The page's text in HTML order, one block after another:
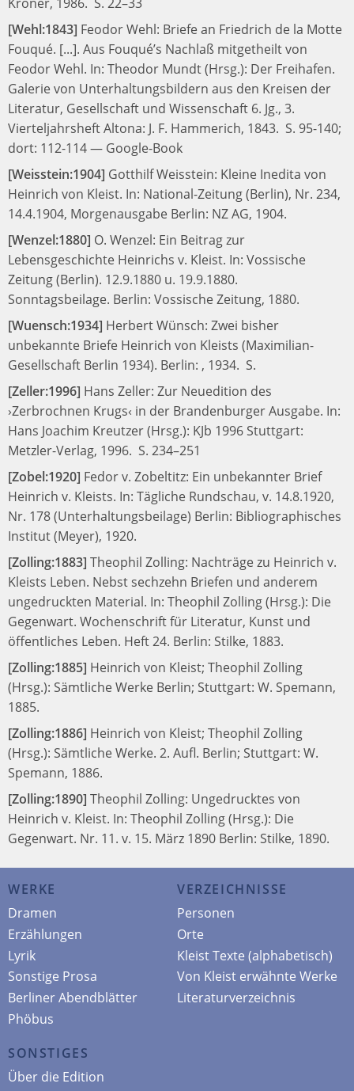
[Wehl:1843] Feodor Wehl: Briefe an Friedrich de la Motte
Fouqué. [...]. Aus Fouqué’s Nachlaß mitgetheilt von
Feodor Wehl. In: Theodor Mundt (Hrsg.): Der Freihafen.
Galerie von Unterhaltungsbildern aus den Kreisen der
Literatur, Gesellschaft und Wissenschaft 6. Jg., 3.
VierteljahrsheftAltona: J. F. Hammerich, 1843. S. 95-140;
dort: 112-114— Google-Book
[Weisstein:1904] Gotthilf Weisstein: Kleine Inedita von
Heinrich von Kleist. In: National-Zeitung (Berlin), Nr. 234,
14.4.1904, Morgenausgabe Berlin: NZ AG, 1904.
[Wenzel:1880] O. Wenzel: Ein Beitrag zur
Lebensgeschichte Heinrichs v. Kleist. In: Vossische
Zeitung (Berlin). 12.9.1880 u. 19.9.1880.
Sonntagsbeilage. Berlin: Vossische Zeitung, 1880.
[Wuensch:1934] Herbert Wünsch: Zwei bisher
unbekannte Briefe Heinrich von Kleists (Maximilian-
Gesellschaft Berlin 1934). Berlin: , 1934. S.
[Zeller:1996] Hans Zeller: Zur Neuedition des
›Zerbrochnen Krugs‹ in der Brandenburger Ausgabe. In:
Hans Joachim Kreutzer (Hrsg.): KJb 1996 Stuttgart:
Metzler-Verlag, 1996. S. 234–251
[Zobel:1920] Fedor v. Zobeltitz: Ein unbekannter Brief
Heinrich v. Kleists. In: Tägliche Rundschau, v. 14.8.1920,
Nr. 178 (Unterhaltungsbeilage) Berlin: Bibliographisches
Institut (Meyer), 1920.
[Zolling:1883] Theophil Zolling: Nachträge zu Heinrich v.
Kleists Leben. Nebst sechzehn Briefen und anderem
ungedruckten Material. In: Theophil Zolling (Hrsg.): Die
Gegenwart. Wochenschrift für Literatur, Kunst und
öffentliches Leben. Heft 24. Berlin: Stilke, 1883.
[Zolling:1885] Heinrich von Kleist; Theophil Zolling
(Hrsg.): Sämtliche Werke Berlin; Stuttgart: W. Spemann,
1885.
[Zolling:1886] Heinrich von Kleist; Theophil Zolling
(Hrsg.): Sämtliche Werke. 2. Aufl. Berlin; Stuttgart: W.
Spemann, 1886.
[Zolling:1890] Theophil Zolling: Ungedrucktes von
Heinrich v. Kleist. In: Theophil Zolling (Hrsg.): Die
Gegenwart. Nr. 11. v. 15. März 1890 Berlin: Stilke, 1890.
WERKE
Dramen
Erzählungen
Lyrik
Sonstige Prosa
Berliner Abendblätter
Phöbus
VERZEICHNISSE
Personen
Orte
Kleist Texte (alphabetisch)
Von Kleist erwähnte Werke
Literaturverzeichnis
SONSTIGES
Über die Edition